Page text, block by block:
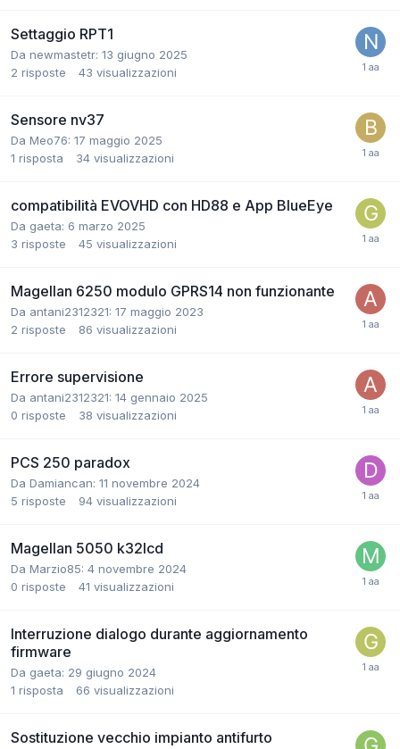
Settaggio RPT1
Da newmastetr: 13 giugno 2025
2 risposte 43 visualizzazioni
Sensore nv37
Da Meo76: 17 maggio 2025
1 risposta 34 visualizzazioni
compatibilità EVOVHD con HD88 e App BlueEye
Da gaeta: 6 marzo 2025
3 risposte 45 visualizzazioni
Magellan 6250 modulo GPRS14 non funzionante
Da antani2312321: 17 maggio 2023
2 risposte 86 visualizzazioni
Errore supervisione
Da antani2312321: 14 gennaio 2025
0 risposte 38 visualizzazioni
PCS 250 paradox
Da Damiancan: 11 novembre 2024
5 risposte 94 visualizzazioni
Magellan 5050 k32lcd
Da Marzio85: 4 novembre 2024
0 risposte 41 visualizzazioni
Interruzione dialogo durante aggiornamento
firmware
Da gaeta: 29 giugno 2024
1 risposta 66 visualizzazioni
Sostituzione vecchio impianto antifurto